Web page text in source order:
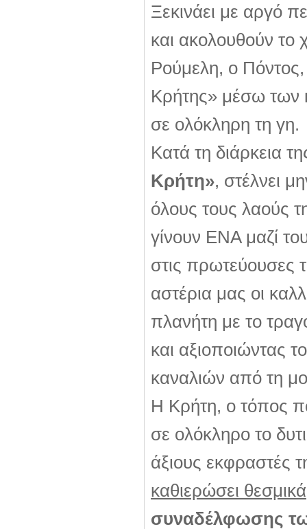
Ξεκινάει με αργό
και ακολουθούν το
Ρούμελη, ο Πόντος,
Κρήτης» μέσω των
σε ολόκληρη τη γη.
Κατά τη διάρκεια
Κρήτη», στέλνει
όλους τους λαούς
γίνουν ΕΝΑ μαζί
στις πρωτεύουσες
αστέρια μας οι
πλανήτη με το
και αξιοποιώντας
καναλιών από τη
Η Κρήτη, ο τόπος
σε ολόκληρο το
άξιους εκφραστές
καθιερώσει θεσμικά
συναδέλφωσης